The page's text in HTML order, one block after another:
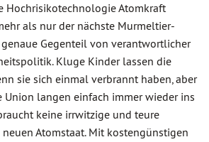
Hochrisikotechnologie Atomkraft
als nur der nächste Murmeltier-
genaue Gegenteil von verantwortlicher
Kluge Kinder lassen die
sie sich einmal verbrannt haben, aber
Union langen einfach immer wieder ins
keine irrwitzige und teure
Atomstaat. Mit kostengünstigen